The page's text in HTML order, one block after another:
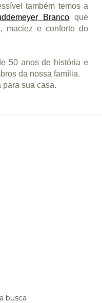
também temos a
Branco que
maciez e conforto do
50 anos de história e
da nossa família.
para sua casa.
busca